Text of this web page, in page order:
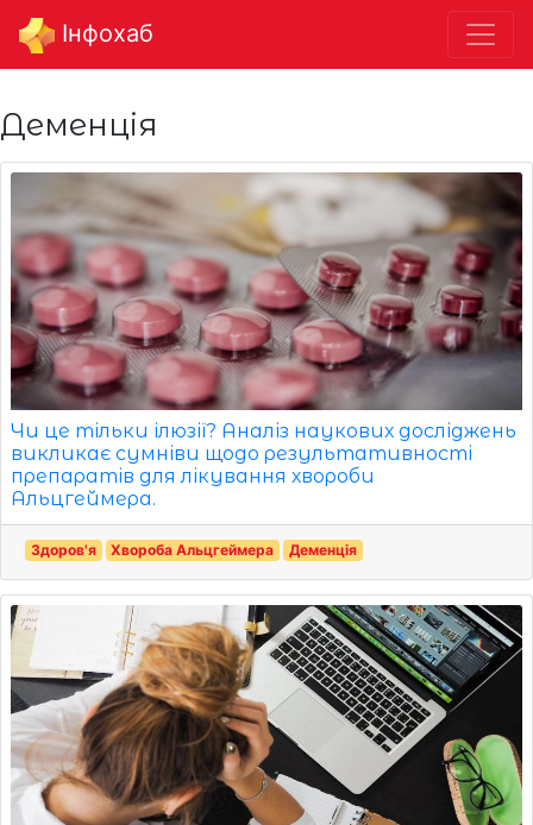
Інфохаб
Деменція
Чи це тільки ілюзії? Аналіз наукових досліджень
викликає сумніви щодо результативності
препаратів для лікування хвороби
Альцгеймера.
Здоров'я Хвороба Альцгеймера Деменція